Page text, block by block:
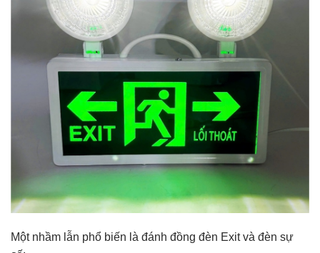
Một nhầm lẫn phổ biến là đánh đồng đèn Exit và đèn sự